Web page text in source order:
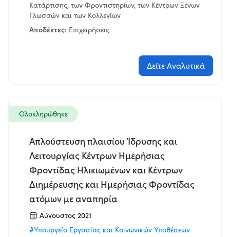
Εφαρμογή
Κατάρτισης, των Φροντιστηρίων, των Κέντρων Ξένων
Γλωσσών και των Κολλεγίων
Αποδέκτες: Επιχειρήσεις
Δείτε Αναλυτικά
Ολοκληρώθηκε
Απλούστευση πλαισίου Ίδρυσης και
Λειτουργίας Κέντρων Ημερήσιας
Φροντίδας Ηλικιωμένων και Κέντρων
Διημέρευσης και Ημερήσιας Φροντίδας
ατόμων με αναπηρία
Αύγουστος 2021
#Υπουργείο Εργασίας και Κοινωνικών Υποθέσεων